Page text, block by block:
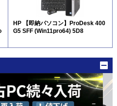
HP 【即納パソコン】ProDesk 400
G5 SFF (Win11pro64) 5D8